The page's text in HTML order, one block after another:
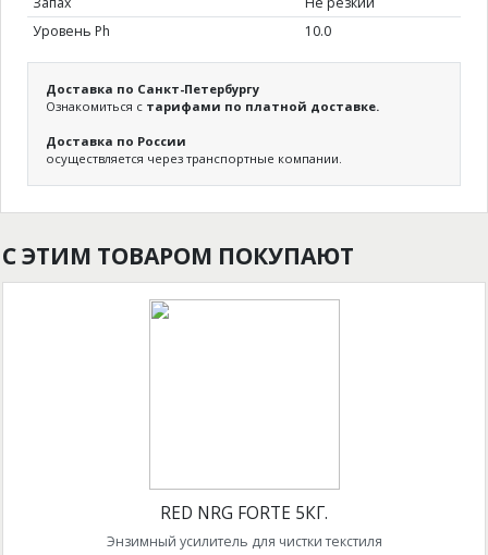
Уровень Ph
10.0
Доставка по Санкт-Петербургу
Ознакомиться с тарифами по платной доставке.
Доставка по России
осуществляется через транспортные компании.
С ЭТИМ ТОВАРОМ ПОКУПАЮТ
RED NRG FORTE 5КГ.
Энзимный усилитель для чистки текстиля